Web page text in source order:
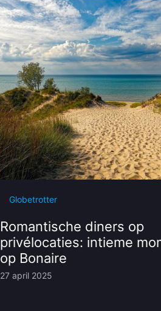
Globetrotter
Romantische diners op
privélocaties: intieme
op Bonaire
27 april 2025